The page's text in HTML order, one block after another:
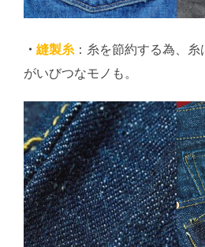
・ 縫製糸：糸を節約する為、糸
がいびつなモノも。